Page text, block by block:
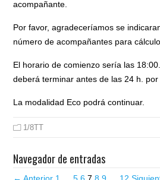
acompañante.
Por favor, agradeceríamos se
número de acompañantes para
El horario de comienzo sería las
deberá terminar antes de las 24 h.
La modalidad Eco podrá continuar.
1/8TT
Navegador de entradas